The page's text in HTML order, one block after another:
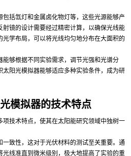
括氙灯和金属卤化物灯等，这些光源能够产
射镜的设计需要经过精密计算，以确保光线能
学布局，可以将光线均匀地分布在大面积的
够根据不同实验需求，调节光强和光谱分
阳光模拟器能够适应多种实验条件，成为研
模拟器的技术特点
项技术特点，使其在太阳能研究领域中独树一
致性，这对于光伏材料的测试至关重要。通
线准直到微米级别，极大地提高了实验的重